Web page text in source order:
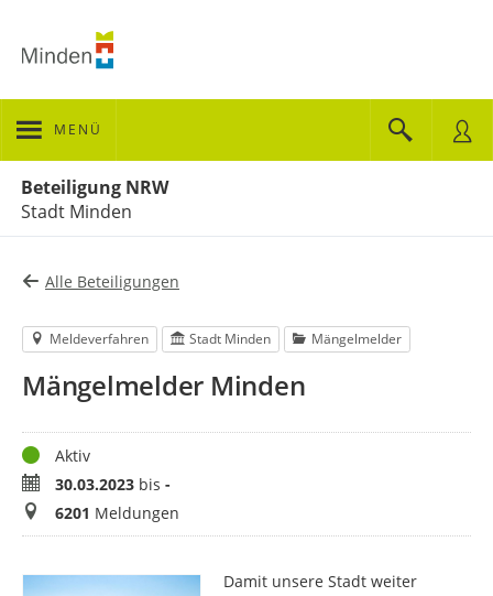
MENÜ
Beteiligung NRW
Stadt Minden
Alle Beteiligungen
Meldeverfahren Stadt Minden Mängelmelder
Mängelmelder Minden
StatusAktiv
Zeitraum30.03.2023 bis -
Meldungen
6201 Meldungen
Damit unsere Stadt weiter